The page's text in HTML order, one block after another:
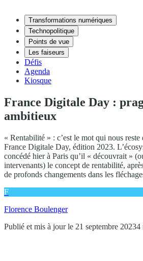
Transformations numériques
Technopolitique
Points de vue
Les faiseurs
Défis
Agenda
Kiosque
France Digitale Day :
ambitieux
« Rentabilité » : c’est le mot qui nous reste
France Digitale Day, édition 2023.
concédé hier à Paris qu’il « découvrait »
intervenants) le concept de rentabilité,
de profonds changements dans les
F
Florence Boulenger
Publié et mis à jour le 21 septembre 20234